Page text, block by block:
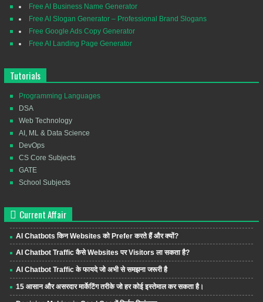
Free AI Business Name Generator
Free AI Slogan Generator – Professional Brand Slogans
Free Google Ads Copy Generator
Free AI Landing Page Generator
Tutorials
Programming Languages
DSA
Web Technology
AI, ML & Data Science
DevOps
CS Core Subjects
GATE
School Subjects
Current Affair
AI Chatbots किन Websites को Prefer करते हैं और क्यों?
AI Chatbot Traffic कैसे Websites पर Visitors ला सकता है?
AI Chatbot Traffic के फायदे जो अभी से समझना जरूरी है
15 आसान और असरदार मार्केटिंग तरीके जो हर कोई इस्तेमाल कर सकता है।